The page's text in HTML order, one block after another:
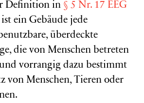
Definition in § 5 Nr. 17 EEG
ein Gebäude jede
überdeckte
die von Menschen betreten
vorrangig dazu bestimmt
von Menschen, Tieren oder